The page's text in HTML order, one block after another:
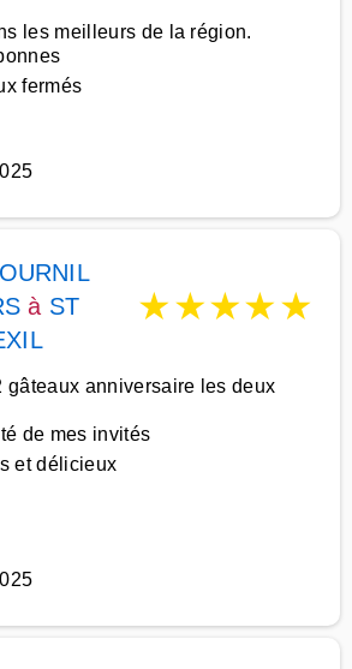
les meilleurs de la région.
fermés
à ST
★★★★★
gâteaux anniversaire les deux
de mes invités
et délicieux